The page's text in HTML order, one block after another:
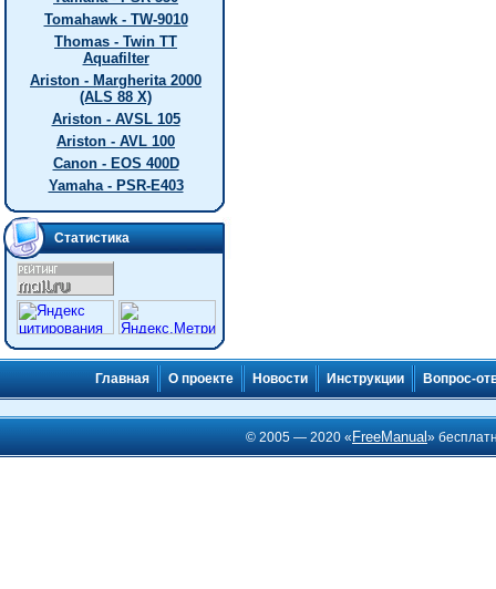
Tomahawk - TW-9010
Thomas - Twin TT
Aquafilter
Ariston - Margherita 2000
(ALS 88 X)
Ariston - AVSL 105
Ariston - AVL 100
Canon - EOS 400D
Yamaha - PSR-E403
Статистика
Главная О проекте Новости Инструкции Вопрос-
© 2005 — 2020 « FreeManual»